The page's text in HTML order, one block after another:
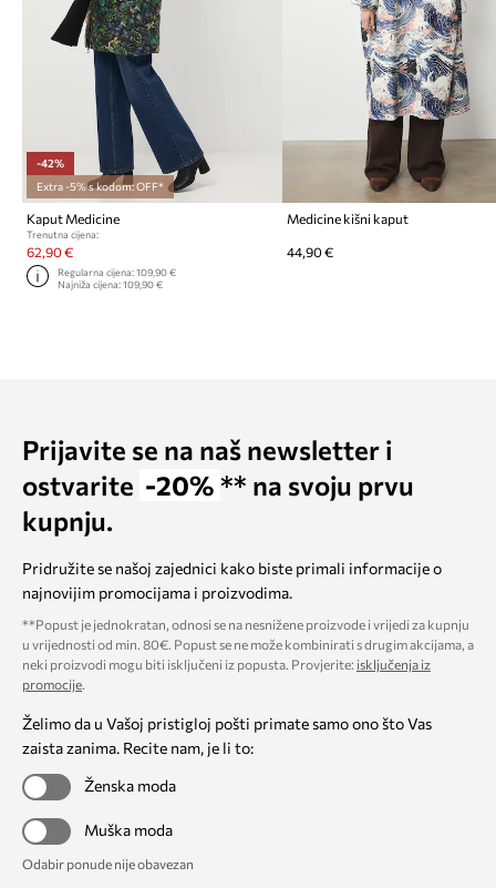
-42%
Extra -5% s kodom: OFF*
Kaput Medicine
Trenutna cijena:
62,90 €
Regularna cijena:109,90 €
Najniža cijena:109,90 €
Medicine kišni kaput
44,90 €
Prijavite se na naš newsletter i
ostvarite -20% ** na svoju prvu
kupnju.
Pridružite se našoj zajednici kako biste primali informacije o
najnovijim promocijama i proizvodima.
**Popust je jednokratan, odnosi se na nesnižene proizvode i vrijedi za kupnju
u vrijednosti od min. 80€. Popust se ne može kombinirati s drugim akcijama, a
neki proizvodi mogu biti isključeni iz popusta. Provjerite: isključenja iz
promocije.
Želimo da u Vašoj pristigloj pošti primate samo ono što Vas
zaista zanima. Recite nam, je li to:
Ženska moda
Muška moda
Odabir ponude nije obavezan